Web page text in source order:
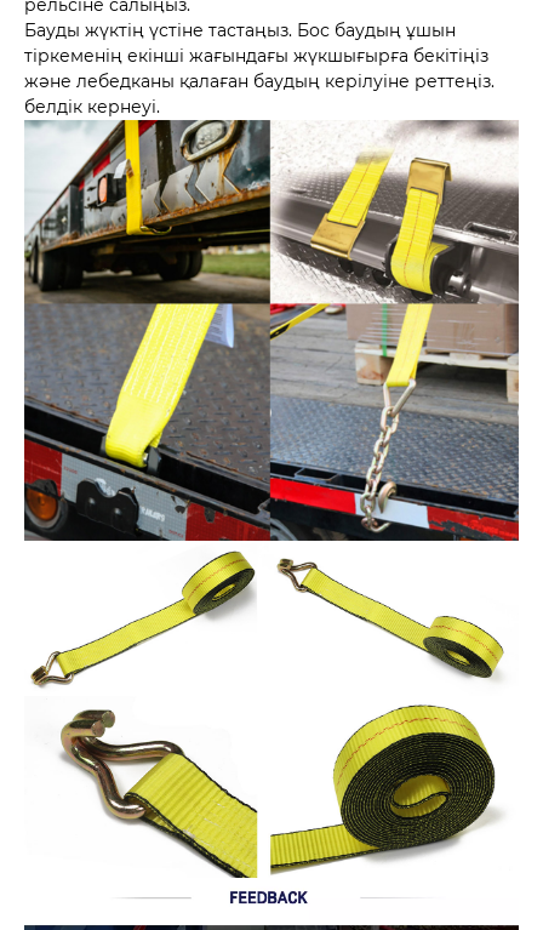
рельсіне салыңыз.
Бауды жүктің үстіне тастаңыз. Бос баудың ұшын
тіркеменің екінші жағындағы жүкшығырға бекітіңіз
және лебедканы қалаған баудың керілуіне реттеңіз.
белдік кернеуі.